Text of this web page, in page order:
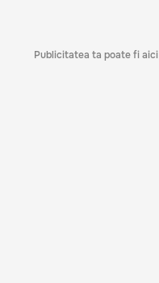
Publicitatea ta poate fi aici